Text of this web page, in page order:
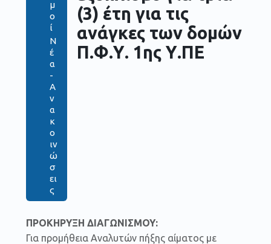
μ
ο
ί
Ν
έ
α
-
Α
ν
α
κ
ο
ιν
ώ
σ
ει
ς
(3) έτη για τις
ανάγκες των δομών
Π.Φ.Υ. 1ης Υ.ΠΕ
ΠΡΟΚΗΡΥΞΗ ΔΙΑΓΩΝΙΣΜΟΥ:
Για προμήθεια Αναλυτών πήξης αίματος με